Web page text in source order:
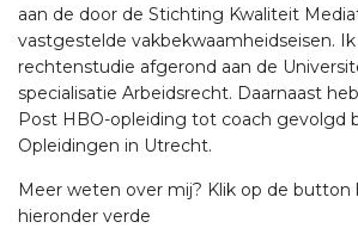
aan de door de Stichting Kwaliteit
vastgestelde vakbekwaamheidseisen.
rechtenstudie afgerond aan de
specialisatie Arbeidsrecht. Daarnaast
Post HBO-opleiding tot coach gevolgd
Opleidingen in Utrecht.
Meer weten over mij? Klik op de button
hieronder verde